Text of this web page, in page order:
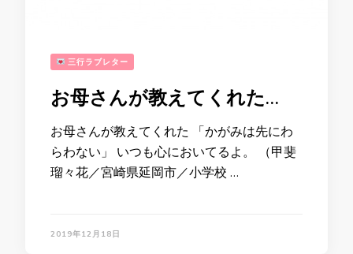
三行ラブレター
お母さんが教えてくれた…
お母さんが教えてくれた 「かがみは先にわ
らわない」 いつも心においてるよ。 （甲斐
瑠々花／宮崎県延岡市／小学校 …
2019年12月18日